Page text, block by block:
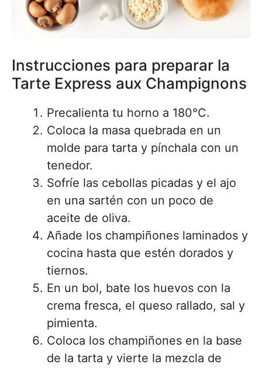
Instrucciones para preparar la
Tarte Express aux Champignons
Precalienta tu horno a 180°C.
Coloca la masa quebrada en un
molde para tarta y pínchala con un
tenedor.
Sofríe las cebollas picadas y el ajo
en una sartén con un poco de
aceite de oliva.
Añade los champiñones laminados y
cocina hasta que estén dorados y
tiernos.
En un bol, bate los huevos con la
crema fresca, el queso rallado, sal y
pimienta.
Coloca los champiñones en la base
de la tarta y vierte la mezcla de